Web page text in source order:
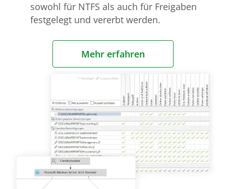
sowohl für NTFS als auch für Freigaben
festgelegt und vererbt werden.
Mehr erfahren